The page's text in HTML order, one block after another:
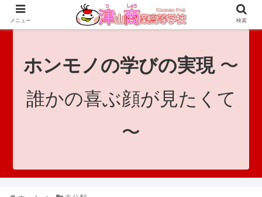
since 1921｜地域と共に未来へつなげ！｜Tsuyama Commercial High School
ホンモノの学びの実現〜
誰かの喜ぶ顔が見たくて
〜
メニュー 検索